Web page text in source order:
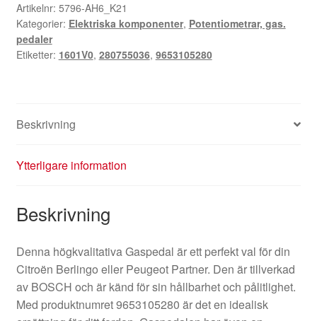
Artikelnr: 5796-AH6_K21
Kategorier: Elektriska komponenter, Potentiometrar, gas.
pedaler
Etiketter: 1601V0, 280755036, 9653105280
Beskrivning
Ytterligare information
Beskrivning
Denna högkvalitativa Gaspedal är ett perfekt val för din
Citroën Berlingo eller Peugeot Partner. Den är tillverkad
av BOSCH och är känd för sin hållbarhet och pålitlighet.
Med produktnumret 9653105280 är det en idealisk